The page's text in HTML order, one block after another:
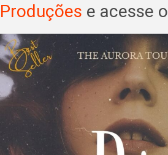
Produções e acesse o